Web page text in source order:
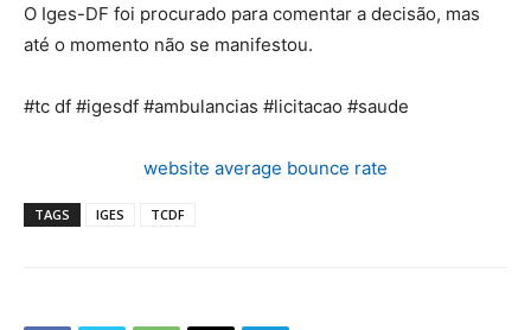
O Iges-DF foi procurado para comentar a decisão, mas
até o momento não se manifestou.
#tc df #igesdf #ambulancias #licitacao #saude
website average bounce rate
TAGS IGES TCDF